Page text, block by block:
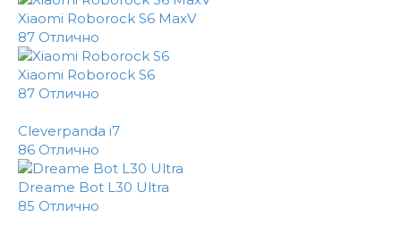
Xiaomi Roborock S6 MaxV
87 Отлично
Xiaomi Roborock S6
87 Отлично
Cleverpanda i7
86 Отлично
Dreame Bot L30 Ultra
85 Отлично